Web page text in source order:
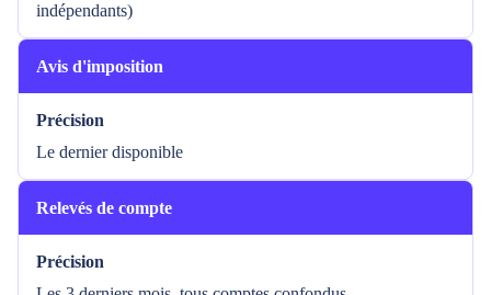
indépendants)
Avis d'imposition
Précision
Le dernier disponible
Relevés de compte
Précision